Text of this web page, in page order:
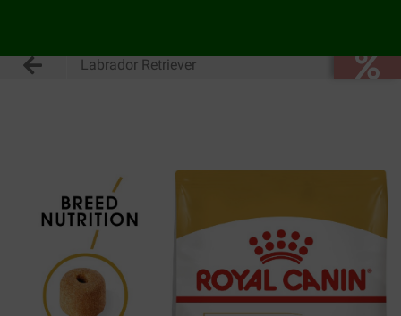
Labrador Retriever